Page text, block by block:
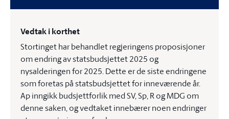
Vedtak i korthet
Stortinget har behandlet regjeringens proposisjoner
om endring av statsbudsjettet 2025 og
nysalderingen for 2025. Dette er de siste endringene
som foretas på statsbudsjettet for inneværende år.
Ap inngikk budsjettforlik med SV, Sp, R og MDG om
denne saken, og vedtaket innebærer noen endringer